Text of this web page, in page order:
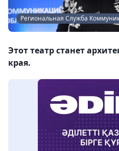
Региональная Служба
Этот театр станет
края.